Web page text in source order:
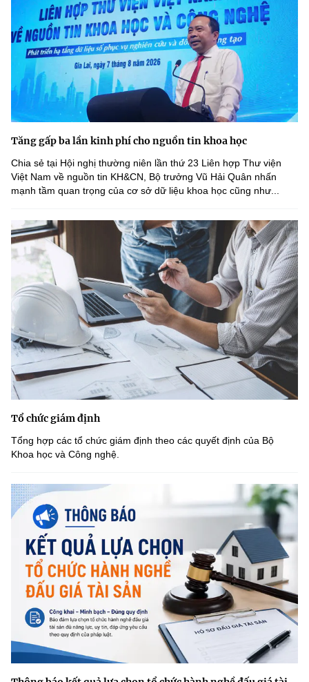
Tăng gấp ba lần kinh phí cho nguồn tin khoa học
Chia sẻ tại Hội nghị thường niên lần thứ 23 Liên hợp Thư viện
Việt Nam về nguồn tin KH&CN, Bộ trưởng Vũ Hải Quân nhấn
mạnh tầm quan trọng của cơ sở dữ liệu khoa học cũng như...
Tổ chức giám định
Tổng hợp các tổ chức giám định theo các quyết định của Bộ
Khoa học và Công nghệ.